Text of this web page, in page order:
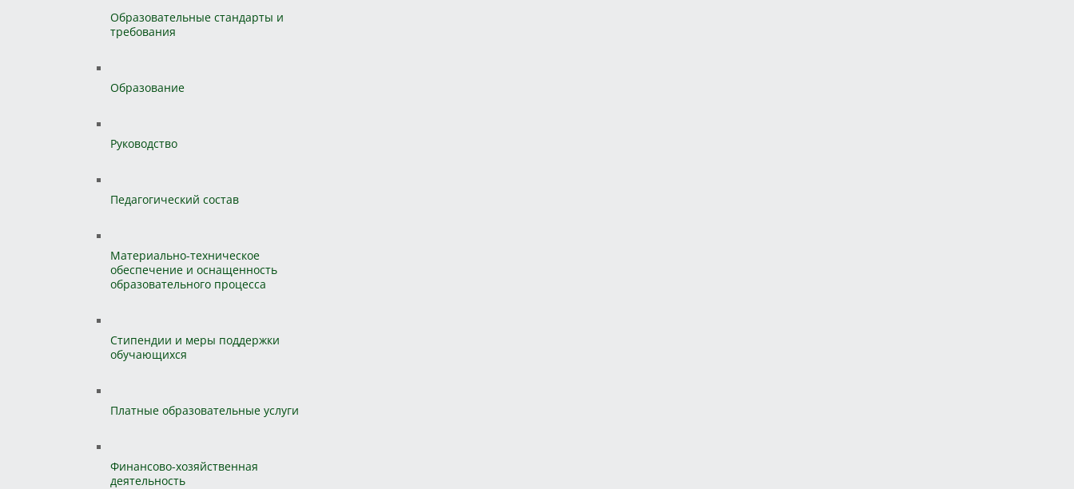
Образовательные стандарты и
требования
Образование
Руководство
Педагогический состав
Материально-техническое
обеспечение и оснащенность
образовательного процесса
Стипендии и меры поддержки
обучающихся
Платные образовательные услуги
Финансово-хозяйственная
деятельность